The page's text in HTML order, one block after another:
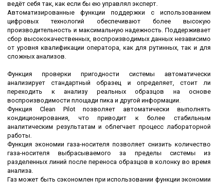
ведёт себя так, как если бы ею управлял эксперт.
Автоматизированные функции поддержки с использованием
цифровых технологий обеспечивают более высокую
производительность и максимальную надежность. Поддерживает
сбор высококачественных, воспроизводимых данных независимо
от уровня квалификации оператора, как для рутинных, так и для
сложных анализов.
Функция проверки пригодности системы автоматически
анализирует стандартный образец и определяет, стоит ли
переходить к анализу реальных образцов на основе
воспроизводимости площади пика и другой информации.
Функция Clean Pilot позволяет автоматически выполнять
кондиционирования, что приводит к более стабильным
аналитическим результатам и облегчает процесс лабораторной
работы.
Функция экономии газа-носителя позволяет снизить количество
газа-носителя выбрасываемого за пределы системы из
разделенных линий после переноса образцов в колонку во время
анализа.
Газ может быть сэкономлен при использовании функции экономии